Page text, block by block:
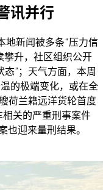
讯并行
地新闻被多条“压力信
攀升，社区组织公开
”；天气方面，本周
的极端变化，或在全
荷兰籍远洋货轮首度
关的严重刑事案件
迎来量刑结果。